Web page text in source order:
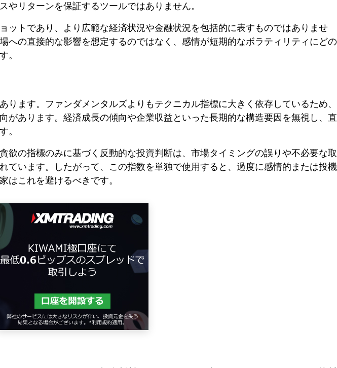
リターンを保証するツールではありません。
ットであり、より広範な経済状況や金融状況を包括的に表すものではありませ
への直接的な影響を想定するのではなく、感情が短期的なボラティリティにどの
。
ります。ファンダメンタルズよりもテクニカル指標に大きく依存しているため、
があります。経済成長の傾向や企業収益といった長期的な構造要因を無視し、直
。
欲の指標のみに基づく反動的な投資判断は、市場タイミングの誤りや不必要な取
ています。したがって、この指数を単独で使用すると、過度に感情的または投機
はこれを避けるべきです。